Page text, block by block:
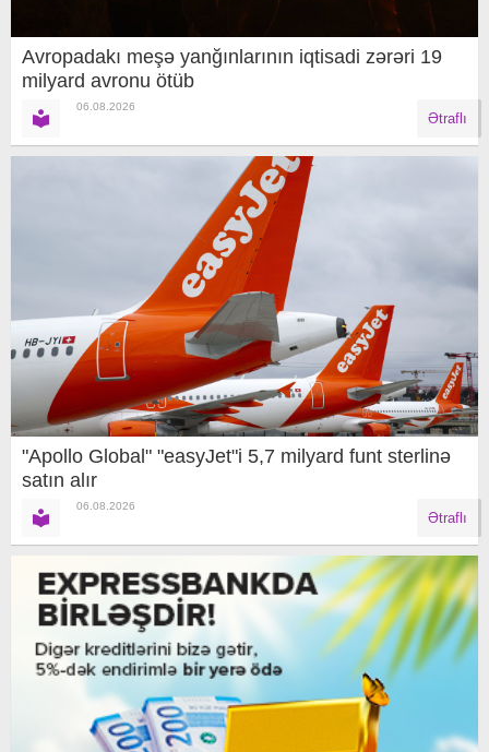
Avropadakı meşə yanğınlarının iqtisadi zərəri 19
milyard avronu ötüb
06.08.2026
Ətraflı
"Apollo Global" "easyJet"i 5,7 milyard funt sterlinə
satın alır
06.08.2026
Ətraflı